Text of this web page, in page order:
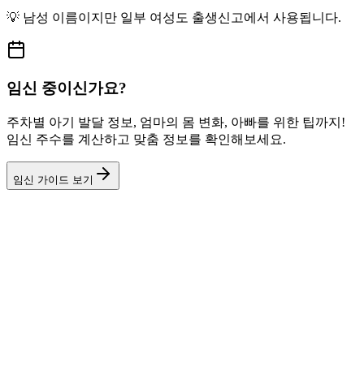
💡 남성 이름이지만 일부 여성도 출생신고에서 사용됩니다.
임신 중이신가요?
주차별 아기 발달 정보, 엄마의 몸 변화, 아빠를 위한 팁까지!
임신 주수를 계산하고 맞춤 정보를 확인해보세요.
임신 가이드 보기